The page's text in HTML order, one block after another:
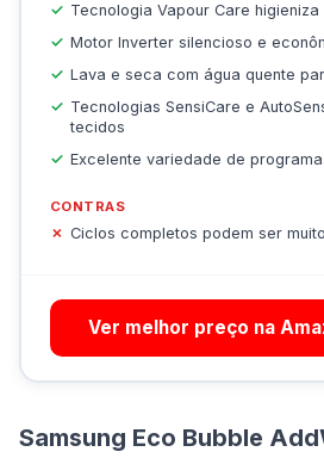
Tecnologia Vapour Care
Motor Inverter silencioso e
Lava e seca com água quente
Tecnologias SensiCare e
tecidos
Excelente variedade de
CONTRAS
Ciclos completos podem ser
Ver melhor preço na
Samsung Eco Bubble